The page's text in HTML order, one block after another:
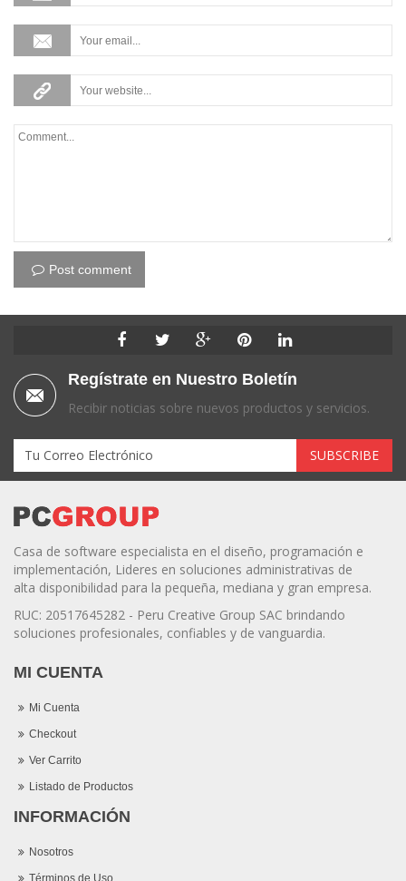
Post comment
Regístrate en Nuestro Boletín
Recibir noticias sobre nuevos productos y servicios.
Casa de software especialista en el diseño, programación e
implementación, Lideres en soluciones administrativas de
alta disponibilidad para la pequeña, mediana y gran empresa.
RUC: 20517645282 - Peru Creative Group SAC brindando
soluciones profesionales, confiables y de vanguardia.
MI CUENTA
Mi Cuenta
Checkout
Ver Carrito
Listado de Productos
INFORMACIÓN
Nosotros
Términos de Uso